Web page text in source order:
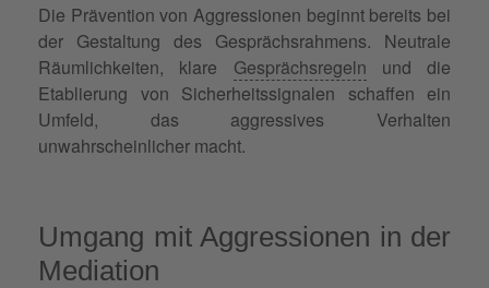
Die Prävention von Aggressionen beginnt bereits bei
der Gestaltung des Gesprächsrahmens. Neutrale
Räumlichkeiten, klare Gesprächsregeln und die
Etablierung von Sicherheitssignalen schaffen ein
Umfeld, das aggressives Verhalten
unwahrscheinlicher macht.
Umgang mit Aggressionen in der
Mediation